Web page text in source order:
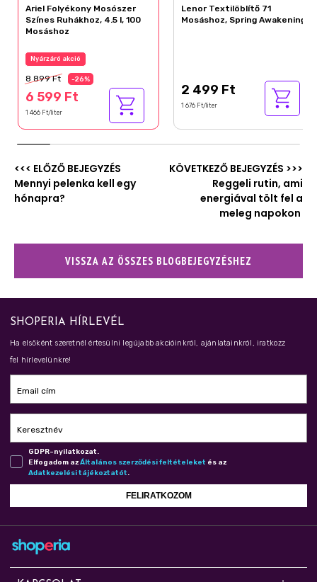
Ariel Folyékony Mosószer
Színes Ruhákhoz, 4.5 l, 100
Mosáshoz
Nyárzáró akció
8 899 Ft -26%
6 599 Ft
1 466 Ft/liter
Lenor Textilöblítő 71
Mosáshoz, Spring Awakening
2 499 Ft
1 676 Ft/liter
<<< ELŐZŐ BEJEGYZÉS
Mennyi pelenka kell egy
hónapra?
KÖVETKEZŐ BEJEGYZÉS >>>
Reggeli rutin, ami
energiával tölt fel a
meleg napokon
VISSZA AZ ÖSSZES BLOGBEJEGYZÉSHEZ
SHOPERIA HÍRLEVÉL
Ha elsőként szeretnél értesülni legújabb akcióinkról, ajánlatainkról, iratkozz
fel hírlevelünkre!
Email cím
Keresztnév
GDPR-nyilatkozat.
Elfogadom azÁl­ta­lá­nos szer­ző­dé­si fel­té­te­le­ket és az
Adat­ke­ze­lé­si tá­jé­koz­ta­tót.
FELIRATKOZOM